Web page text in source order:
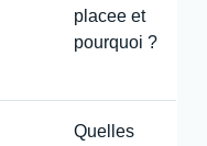
placee et
pourquoi ?
Quelles